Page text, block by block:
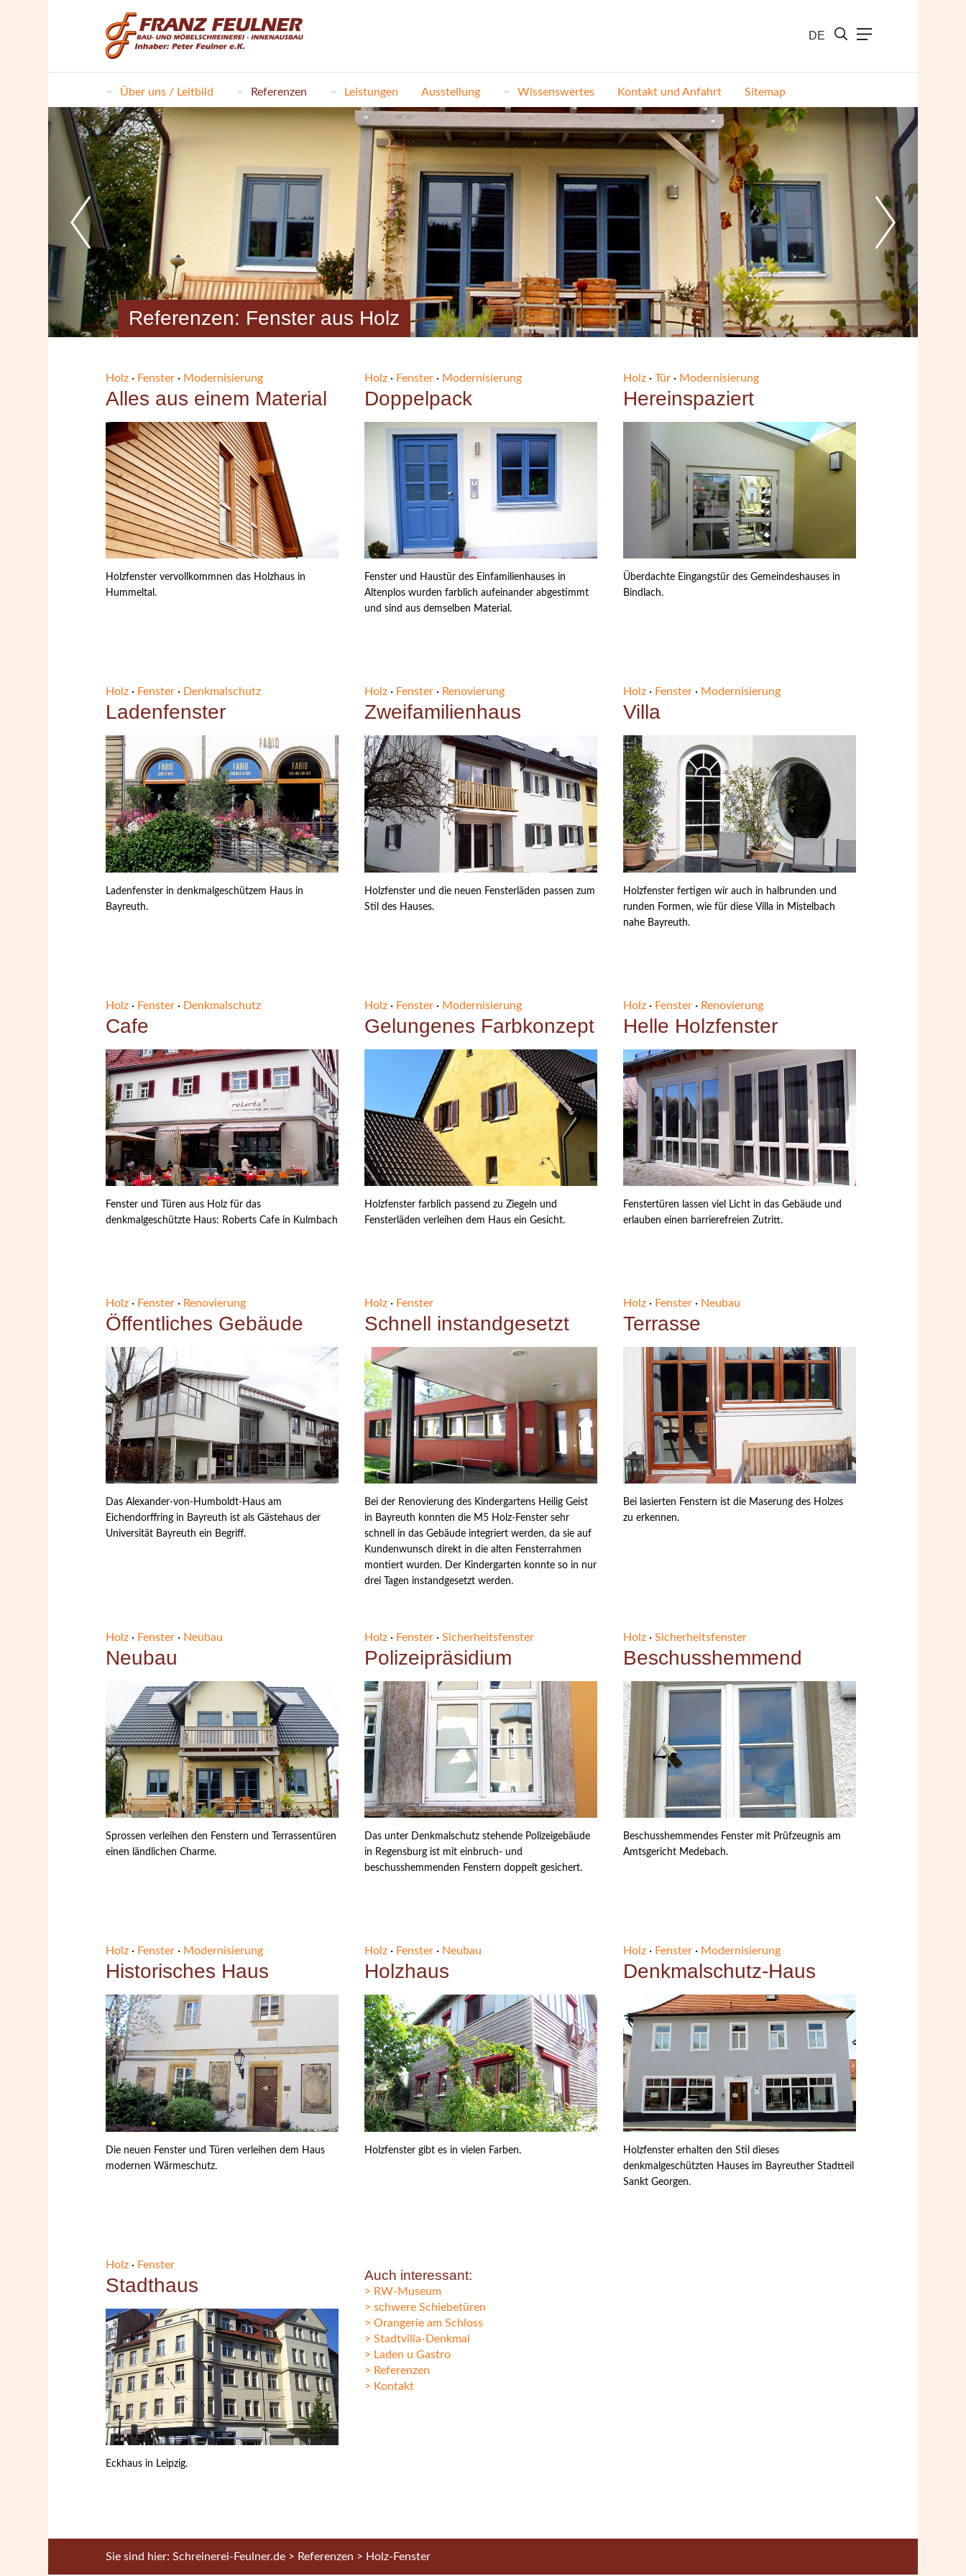
DE
Über uns / Leitbild Referenzen Leistungen Ausstellung Wissenswertes Kontakt und Anfahrt Sitemap
Referenzen: Fenster aus Holz
Holz · Fenster · Modernisierung
Alles aus einem Material
Holzfenster vervollkommnen das Holzhaus in
Hummeltal.
Holz · Fenster · Modernisierung
Doppelpack
Fenster und Haustür des Einfamilienhauses in
Altenplos wurden farblich aufeinander abgestimmt
und sind aus demselben Material.
Holz· Tür· Modernisierung
Hereinspaziert
Überdachte Eingangstür des Gemeindeshauses in
Bindlach.
Holz · Fenster · Denkmalschutz
Ladenfenster
Ladenfenster in denkmalgeschützem Haus in
Bayreuth.
Holz · Fenster · Renovierung
Zweifamilienhaus
Holzfenster und die neuen Fensterläden passen zum
Stil des Hauses.
Holz· Fenster· Modernisierung
Villa
Holzfenster fertigen wir auch in halbrunden und
runden Formen, wie für diese Villa in Mistelbach
nahe Bayreuth.
Holz · Fenster · Denkmalschutz
Cafe
Fenster und Türen aus Holz für das
denkmalgeschützte Haus: Roberts Cafe in Kulmbach
Holz · Fenster · Modernisierung
Gelungenes Farbkonzept
Holzfenster farblich passend zu Ziegeln und
Fensterläden verleihen dem Haus ein Gesicht.
Holz· Fenster· Renovierung
Helle Holzfenster
Fenstertüren lassen viel Licht in das Gebäude und
erlauben einen barrierefreien Zutritt.
Holz · Fenster · Renovierung
Öffentliches Gebäude
Das Alexander-von-Humboldt-Haus am
Eichendorffring in Bayreuth ist als Gästehaus der
Universität Bayreuth ein Begriff.
Holz · Fenster
Schnell instandgesetzt
Bei der Renovierung des Kindergartens Heilig Geist
in Bayreuth konnten die M5 Holz-Fenster sehr
schnell in das Gebäude integriert werden, da sie auf
Kundenwunsch direkt in die alten Fensterrahmen
montiert wurden. Der Kindergarten konnte so in nur
drei Tagen instandgesetzt werden.
Holz· Fenster· Neubau
Terrasse
Bei lasierten Fenstern ist die Maserung des Holzes
zu erkennen.
Holz · Fenster · Neubau
Neubau
Sprossen verleihen den Fenstern und Terrassentüren
einen ländlichen Charme.
Holz · Fenster ·Sicherheitsfenster
Polizeipräsidium
Das unter Denkmalschutz stehende Polizeigebäude
in Regensburg ist mit einbruch- und
beschusshemmenden Fenstern doppelt gesichert.
Holz· Sicherheitsfenster
Beschusshemmend
Beschusshemmendes Fenster mit Prüfzeugnis am
Amtsgericht Medebach.
Holz · Fenster · Modernisierung
Historisches Haus
Die neuen Fenster und Türen verleihen dem Haus
modernen Wärmeschutz.
Holz · Fenster · Neubau
Holzhaus
Holzfenster gibt es in vielen Farben.
Holz· Fenster· Modernisierung
Denkmalschutz-Haus
Holzfenster erhalten den Stil dieses
denkmalgeschützten Hauses im Bayreuther Stadtteil
Sankt Georgen.
Holz · Fenster
Stadthaus
Eckhaus in Leipzig.
Auch interessant:
RW-Museum
schwere Schiebetüren
Orangerie am Schloss
Stadtvilla-Denkmal
Laden u Gastro
Referenzen
Kontakt
Sie sind hier: Schreinerei-Feulner.de > Referenzen > Holz-Fenster